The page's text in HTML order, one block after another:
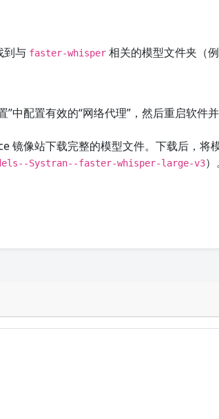
到与 faster-whisper 相关的模型文件夹（
”中配置有效的“网络代理”，然后重启软件
镜像站下载完整的模型文件。下载后，将
Systran--faster-whisper-large-v3）